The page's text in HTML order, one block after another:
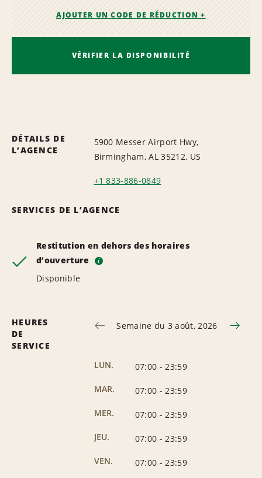
AJOUTER UN CODE DE RÉDUCTION +
VÉRIFIER LA DISPONIBILITÉ
DÉTAILS DE
L’AGENCE
5900 Messer Airport Hwy,
Birmingham, AL 35212, US
+1 833-886-0849
SERVICES DE L’AGENCE
Restitution en dehors des horaires
d’ouverture
i
Disponible
HEURES
DE
SERVICE
Semaine du 3 août, 2026
LUN. 07:00 - 23:59
MAR.
07:00 - 23:59
MER.
07:00 - 23:59
JEU.
07:00 - 23:59
VEN.
07:00 - 23:59